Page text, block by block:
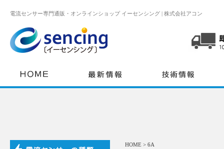
電流センサー専門通販・オンラインショップ イーセンシング | 株式会社アコン
HOME > 6A